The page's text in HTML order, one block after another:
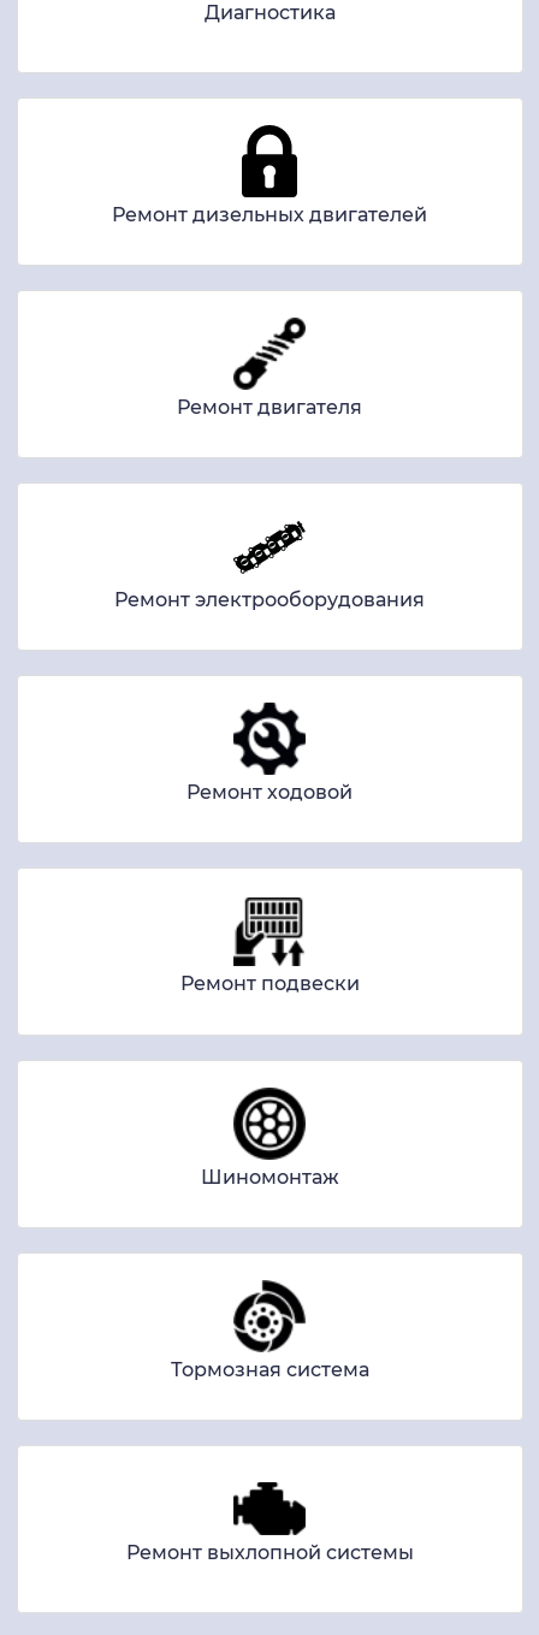
Диагностика
Ремонт дизельных двигателей
Ремонт двигателя
Ремонт электрооборудования
Ремонт ходовой
Ремонт подвески
Шиномонтаж
Тормозная система
Ремонт выхлопной системы